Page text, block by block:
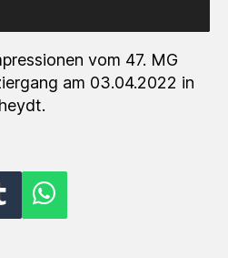
vom 47. MG
am 03.04.2022 in